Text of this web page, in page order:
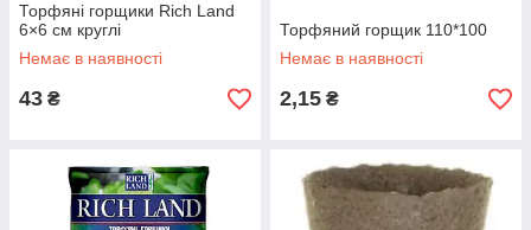
Торфяні горщики Rich Land
6×6 см круглі
Немає в наявності
43 ₴
Торфяний горщик 110*100
Немає в наявності
2,15 ₴